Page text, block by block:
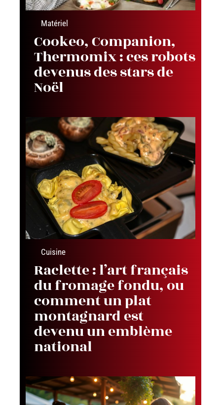
Matériel
Cookeo, Companion,
Thermomix : ces robots
devenus des stars de
Noël
Cuisine
Raclette : l’art français
du fromage fondu, ou
comment un plat
montagnard est
devenu un emblème
national